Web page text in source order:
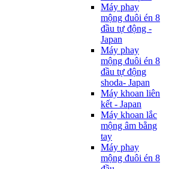
Máy phay
mộng đuôi én 8
đầu tự động -
Japan
Máy phay
mộng đuôi én 8
đầu tự động
shoda- Japan
Máy khoan liên
kết - Japan
Máy khoan lắc
mộng âm bằng
tay
Máy phay
mộng đuôi én 8